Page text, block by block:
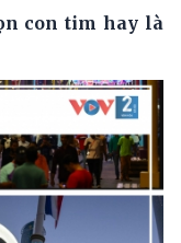
con tim hay là